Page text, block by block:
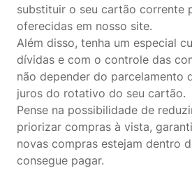
substituir o seu cartão corrente
oferecidas em nosso site.
Além disso, tenha um especial
dívidas e com o controle das
não depender do parcelamento
juros do rotativo do seu cartão.
Pense na possibilidade de
priorizar compras à vista,
novas compras estejam dentro
consegue pagar.